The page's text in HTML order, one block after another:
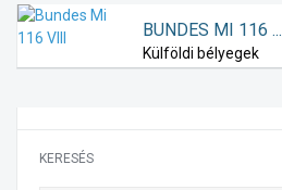
BUNDES MI 116 ...
Külföldi bélyegek
KERESÉS